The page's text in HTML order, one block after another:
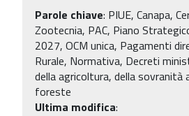
Parole chiave: PIUE, Canapa,
Zootecnia, PAC, Piano
2027, OCM unica, Pagamenti
Rurale, Normativa, Decreti
della agricoltura, della sovranità
foreste
Ultima modifica: